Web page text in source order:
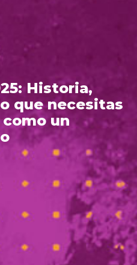
Historia,
que necesitas
un